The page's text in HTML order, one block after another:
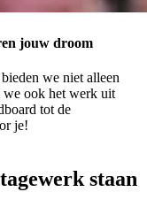
jouw droom
we niet alleen
we ook het werk uit
tot de
je!
staan